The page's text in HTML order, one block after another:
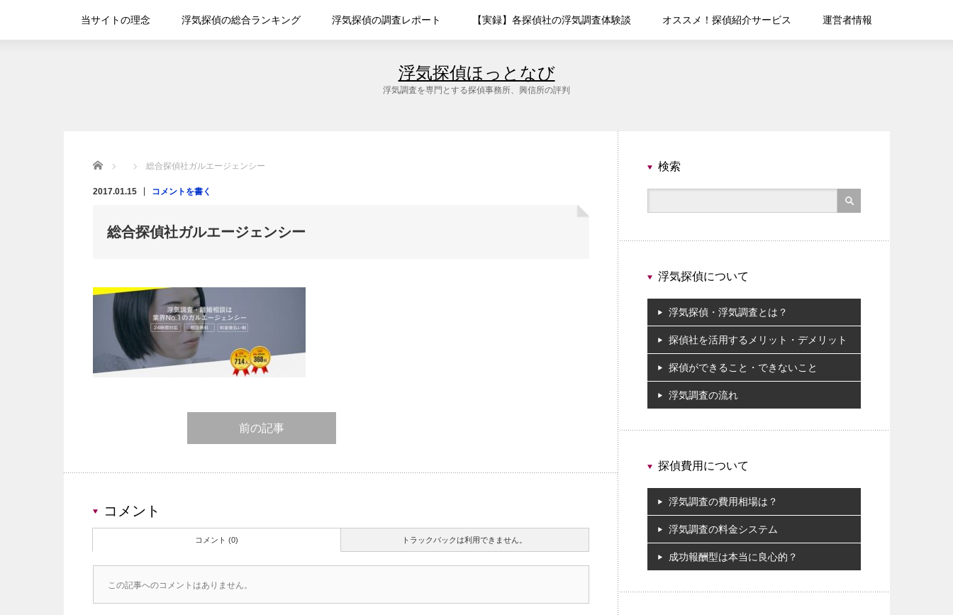
浮気探偵ほっとなび
浮気調査を専門とする探偵事務所、興信所の評判
当サイトの理念 浮気探偵の総合ランキング 浮気探偵の調査レポート 【実録】各探偵社の浮気調査体験談 オススメ！探偵紹介サービス 運営者情報
Home 総合探偵社ガルエージェンシー
2017.01.15 コメントを書く
総合探偵社ガルエージェンシー
前の記事
コメント
トラックバックは利用できません。
コメント (0)
この記事へのコメントはありません。
検索
浮気探偵について
浮気探偵・浮気調査とは？
探偵社を活用するメリット・デメリット
探偵ができること・できないこと
浮気調査の流れ
探偵費用について
浮気調査の費用相場は？
浮気調査の料金システム
成功報酬型は本当に良心的？